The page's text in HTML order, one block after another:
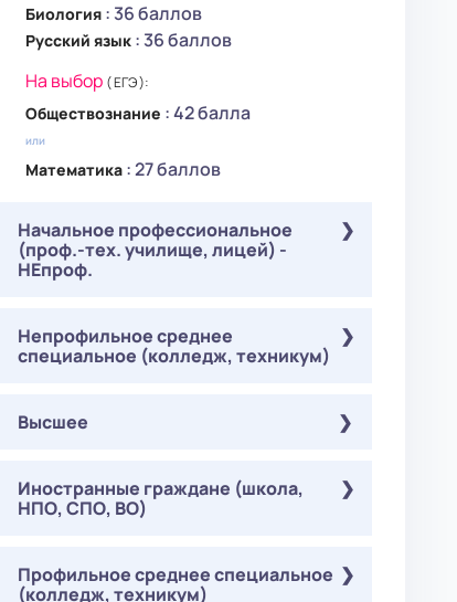
Биология : 36 баллов
Русский язык : 36 баллов
На выбор ( ЕГЭ ):
Обществознание : 42 балла
или
Математика : 27 баллов
Начальное профессиональное
(проф.-тех. училище, лицей) -
НЕпроф.
Обязательные( ЕГЭ ):
Биология: 36 баллов
На выбор
или
Математика: 27 баллов
Непрофильное среднее
специальное (колледж, техникум)
Обязательные
Русский язык
На выбор( ЕГЭ ):
или
Высшее
Обязательные( Онлайн-тестирование ):
Биология: 36 баллов
На выбор( Онлайн-тестирование ):
Иностранные граждане (школа,
НПО, СПО, ВО)
Обязательные( Онлайн-тестирование ):
Профильное среднее специальное
(колледж, техникум)